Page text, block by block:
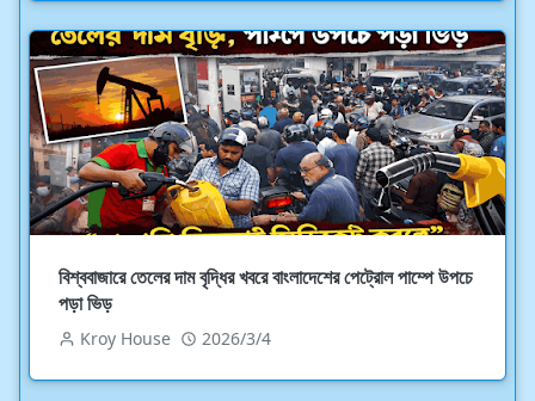
বিশ্ববাজারে তেলের দাম বৃদ্ধির খবরে বাংলাদেশের পেট্রোল পাম্পে উপচে
পড়া ভিড়
Kroy House 2026/3/4